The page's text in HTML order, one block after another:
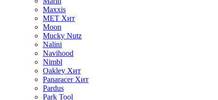
Maxxis
MET Хит
Moon
Mucky Nutz
Nalini
Navihood
Nimbl
Oakley Хит
Panaracer Хит
Pardus
Park Tool